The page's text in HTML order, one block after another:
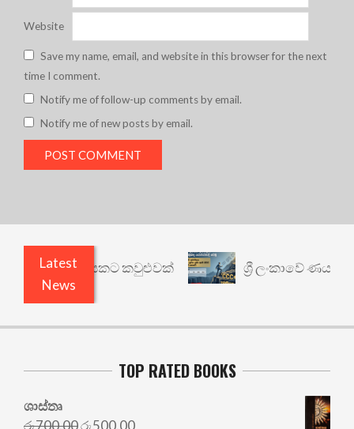
Website
Save my name, email, and website in this browser for the next
time I comment.
Notify me of follow-up comments by email.
Notify me of new posts by email.
Latest
News
යථාර්ථයකට කවුළුවක් ශ්‍රී ලංකාවේ ණය
TOP RATED BOOKS
ශාස්තෘ
රු700.00Original
රු500.00Current